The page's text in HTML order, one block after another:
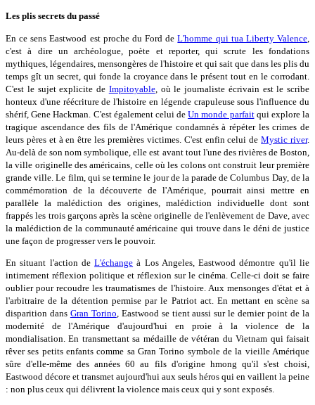
Les plis secrets du passé
En ce sens Eastwood est proche du Ford deL'homme qui tua Liberty Valence
c'est à dire un archéologue, poète et reporter, qui scrute les fondations
mythiques, légendaires, mensongères de l'histoire et qui sait que dans les plis du
temps gît un secret, qui fonde la croyance dans le présent tout en le corrodant.
C'est le sujet explicite de Impitoyable, où le journaliste écrivain est le scribe
honteux d'une réécriture de l'histoire en légende crapuleuse sous l'influence du
shérif, Gene Hackman. C'est également celui deUn monde parfaitqui explore la
tragique ascendance des fils de l'Amérique condamnés à répéter les crimes de
leurs pères et à en être les premières victimes. C'est enfin celui deMystic river.
Au-delà de son nom symbolique, elle est avant tout l'une des rivières de Boston,
la ville originelle des américains, celle où les colons ont construit leur première
grande ville. Le film, qui se termine le jour de la parade de Columbus Day, de la
commémoration de la découverte de l'Amérique, pourrait ainsi mettre en
parallèle la malédiction des origines, malédiction individuelle dont sont
frappés les trois garçons après la scène originelle de l'enlèvement de Dave, avec
la malédiction de la communauté américaine qui trouve dans le déni de justice
une façon de progresser vers le pouvoir.
En situant l'action deL'échange à Los Angeles, Eastwood démontre qu'il lie
intimement réflexion politique et réflexion sur le cinéma. Celle-ci doit se faire
oublier pour recoudre les traumatismes de l'histoire. Aux mensonges d'état et à
l'arbitraire de la détention permise par le Patriot act. En mettant en scène sa
disparition dans Gran Torino , Eastwood se tient aussi sur le dernier point de la
modernité de l'Amérique d'aujourd'hui en proie à la violence de la
mondialisation. En transmettant sa médaille de vétéran du Vietnam qui faisait
rêver ses petits enfants comme sa Gran Torino symbole de la vieille Amérique
sûre d'elle-même des années 60 au fils d'origine hmong qu'il s'est choisi,
Eastwood décore et transmet aujourd'hui aux seuls héros qui en vaillent la peine
: non plus ceux qui délivrent la violence mais ceux qui y sont exposés.